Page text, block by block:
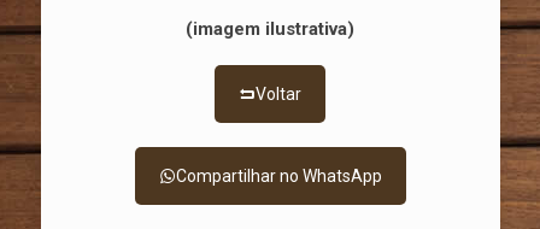
(imagem ilustrativa)
Voltar
Compartilhar no WhatsApp